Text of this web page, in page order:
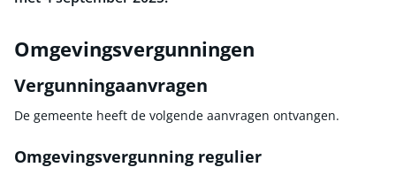
Omgevingsvergunningen
Vergunningaanvragen
De gemeente heeft de volgende aanvragen ontvangen.
Omgevingsvergunning regulier